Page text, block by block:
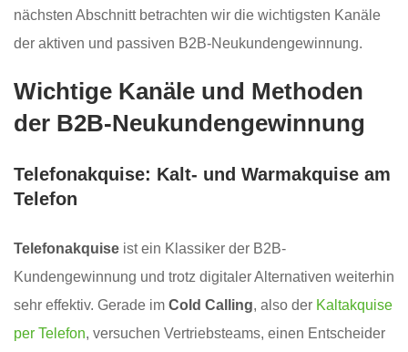
nächsten Abschnitt betrachten wir die wichtigsten Kanäle
der aktiven und passiven B2B-Neukundengewinnung.
Wichtige Kanäle und Methoden
der B2B-Neukundengewinnung
Telefonakquise: Kalt- und Warmakquise am
Telefon
Telefonakquise ist ein Klassiker der B2B-
Kundengewinnung und trotz digitaler Alternativen weiterhin
sehr effektiv. Gerade im Cold Calling, also der Kaltakquise
per Telefon, versuchen Vertriebsteams, einen Entscheider